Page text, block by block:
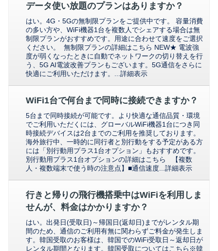
データ使い放題のプランはありますか？
はい。4G・5Gの無制限プランをご提供中です。 容量消費
の多い方や、WiFi機器1台を複数人でシェアする場合は無
制限プランがおすすめです。用途に合わせて速度をご選択
ください。 無制限プランの詳細はこちら NEW★ 電波強
度が弱くなったときに自動でネットワークの切り替えを行
う、5G AI電波改善プランもございます。5G通信をさらに
快適にご利用いただけます。...詳細表示
WiFi1台で何台まで同時に接続できますか？
5台まで同時接続が可能です。より快適な通信品質・環境
でご利用いただくには、グローバルWiFi機器1台につき同
時接続デバイスは2台までのご利用を推奨しております。
海外旅行中、一時的に同行者と別行動をする予定がある方
には「別行動用プラス1台オプション」もおすすめです。
別行動用プラス1台オプションの詳細はこちら 【複数
人・複数端末で使う時の注意点】■通信速度... 詳細表示
行きと帰りの飛行機搭乗中はWiFiを利用しま
せんが、料金はかかりますか？
はい。出発日(受取日)～帰国日(返却日)までがレンタル期
間のため、通信のご利用有無に関わらずご料金が発生しま
す。韓国受取のお客様は、韓国でのWiFi受取日～返却日が
レンタル期間となります。韓国受取についてはこちら※韓